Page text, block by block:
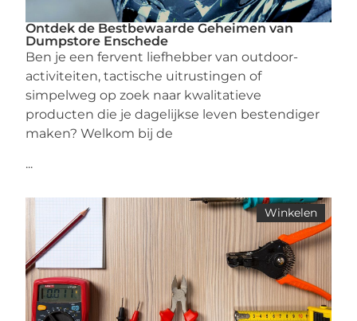
Ontdek de Bestbewaarde Geheimen van
Dumpstore Enschede
Ben je een fervent liefhebber van outdoor-
activiteiten, tactische uitrustingen of
simpelweg op zoek naar kwalitatieve
producten die je dagelijkse leven bestendiger
maken? Welkom bij de
...
Winkelen